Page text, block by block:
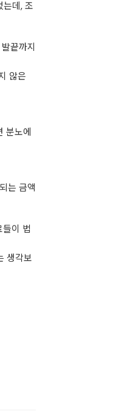
데, 조
끝까지
않은
분노에
는 금액
이 법
생각보